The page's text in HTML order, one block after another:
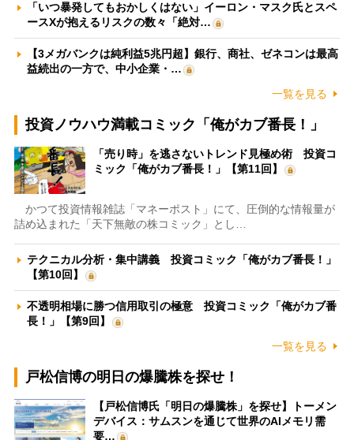
「いつ暴発してもおかしくはない」イーロン・マスク氏とスペ
ースXが抱えるリスクの数々「絶対…
【3メガバンクは純利益5兆円超】銀行、商社、ゼネコンは最高
益続出の一方で、中小企業・…
一覧を見る
投資ノウハウ満載コミック「俺がカブ番長！」
「売り時」を逃さないトレンド見極め術 投資コ
ミック「俺がカブ番長！」【第11回】
かつて投資情報雑誌「マネーポスト」にて、圧倒的な情報量が
詰め込まれた「天下無敵の株コミック」とし…
テクニカル分析・集中講義 投資コミック「俺がカブ番長！」
【第10回】
不透明相場に勝つ信用取引の極意 投資コミック「俺がカブ番
長！」【第9回】
一覧を見る
戸松信博の明日の爆騰株を探せ！
【戸松信博氏「明日の爆騰株」を探せ】トーメン
デバイス：サムスンを通じて世界のAIメモリ需
要…